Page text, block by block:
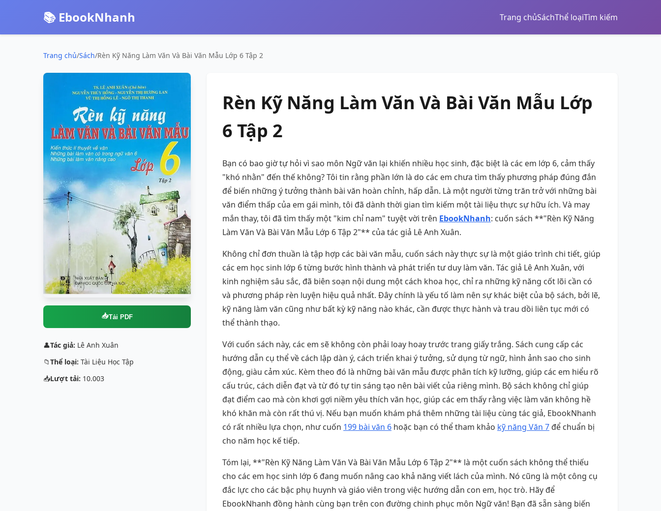
📚 EbookNhanh Trang chủSáchThể loạiTìm kiếm
Trang chủ/Sách/Rèn Kỹ Năng Làm Văn Và Bài Văn Mẫu Lớp 6 Tập 2
📥Tải PDF
👤Tác giả: Lê Anh Xuân
📁Thể loại: Tài Liệu Học Tập
📥Lượt tải: 10.003
Rèn Kỹ Năng Làm Văn Và Bài Văn Mẫu Lớp
6 Tập 2
Bạn có bao giờ tự hỏi vì sao môn Ngữ văn lại khiến nhiều học sinh, đặc biệt là các em lớp 6, cảm thấy
"khó nhằn" đến thế không? Tôi tin rằng phần lớn là do các em chưa tìm thấy phương pháp đúng đắn
để biến những ý tưởng thành bài văn hoàn chỉnh, hấp dẫn. Là một người từng trăn trở với những bài
văn điểm thấp của em gái mình, tôi đã dành thời gian tìm kiếm một tài liệu thực sự hữu ích. Và may
mắn thay, tôi đã tìm thấy một "kim chỉ nam" tuyệt vời trên EbookNhanh: cuốn sách **"Rèn Kỹ Năng
Làm Văn Và Bài Văn Mẫu Lớp 6 Tập 2"** của tác giả Lê Anh Xuân.
Không chỉ đơn thuần là tập hợp các bài văn mẫu, cuốn sách này thực sự là một giáo trình chi tiết, giúp
các em học sinh lớp 6 từng bước hình thành và phát triển tư duy làm văn. Tác giả Lê Anh Xuân, với
kinh nghiệm sâu sắc, đã biên soạn nội dung một cách khoa học, chỉ ra những kỹ năng cốt lõi cần có
và phương pháp rèn luyện hiệu quả nhất. Đây chính là yếu tố làm nên sự khác biệt của bộ sách, bởi lẽ,
kỹ năng làm văn cũng như bất kỳ kỹ năng nào khác, cần được thực hành và trau dồi liên tục mới có
thể thành thạo.
Với cuốn sách này, các em sẽ không còn phải loay hoay trước trang giấy trắng. Sách cung cấp các
hướng dẫn cụ thể về cách lập dàn ý, cách triển khai ý tưởng, sử dụng từ ngữ, hình ảnh sao cho sinh
động, giàu cảm xúc. Kèm theo đó là những bài văn mẫu được phân tích kỹ lưỡng, giúp các em hiểu rõ
cấu trúc, cách diễn đạt và từ đó tự tin sáng tạo nên bài viết của riêng mình. Bộ sách không chỉ giúp
đạt điểm cao mà còn khơi gợi niềm yêu thích văn học, giúp các em thấy rằng việc làm văn không hề
khó khăn mà còn rất thú vị. Nếu bạn muốn khám phá thêm những tài liệu cùng tác giả, EbookNhanh
có rất nhiều lựa chọn, như cuốn 199 bài văn 6 hoặc bạn có thể tham khảo kỹ năng Văn 7 để chuẩn bị
cho năm học kế tiếp.
Tóm lại, **"Rèn Kỹ Năng Làm Văn Và Bài Văn Mẫu Lớp 6 Tập 2"** là một cuốn sách không thể thiếu
cho các em học sinh lớp 6 đang muốn nâng cao khả năng viết lách của mình. Nó cũng là một công cụ
đắc lực cho các bậc phụ huynh và giáo viên trong việc hướng dẫn con em, học trò. Hãy để
EbookNhanh đồng hành cùng bạn trên con đường chinh phục môn Ngữ văn! Bạn đã sẵn sàng biến